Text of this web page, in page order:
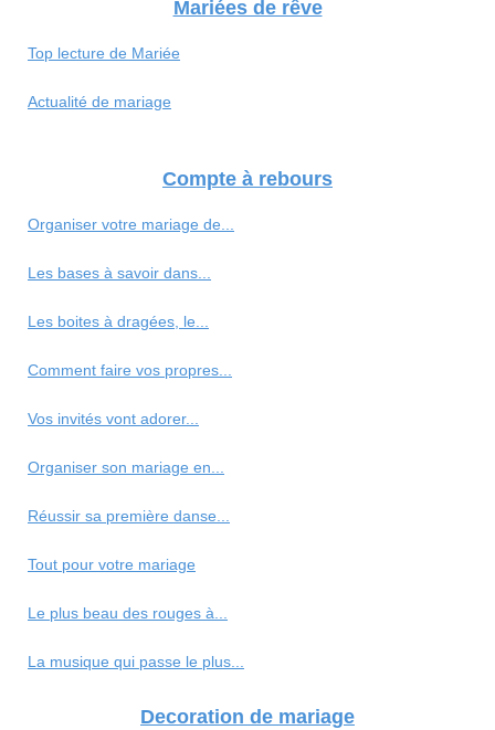
Mariées de rêve
Top lecture de Mariée
Actualité de mariage
Compte à rebours
Organiser votre mariage de...
Les bases à savoir dans...
Les boites à dragées, le...
Comment faire vos propres...
Vos invités vont adorer...
Organiser son mariage en...
Réussir sa première danse...
Tout pour votre mariage
Le plus beau des rouges à...
La musique qui passe le plus...
Decoration de mariage